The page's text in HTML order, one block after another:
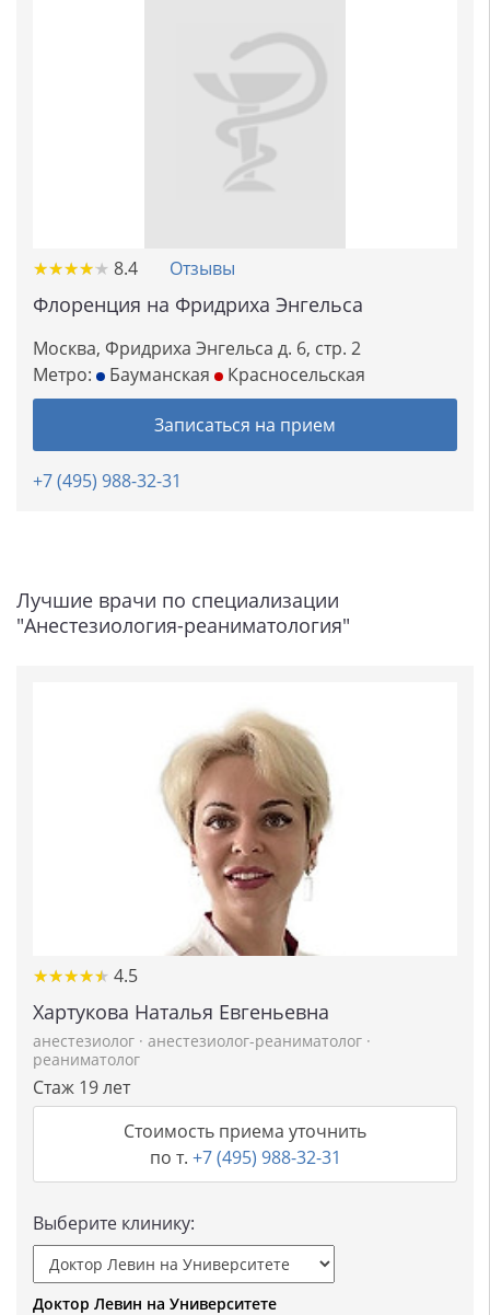
★★★★★
★★★★★ 8.4 Отзывы
Флоренция на Фридриха Энгельса
Москва, Фридриха Энгельса д. 6, стр. 2
Метро:
Бауманская Красносельская
Записаться на прием
+7 (495) 988-32-31
Лучшие врачи по специализации
"Анестезиология-реаниматология"
★★★★★
★★★★★ 4.5
Хартукова Наталья Евгеньевна
анестезиолог · анестезиолог-реаниматолог ·
реаниматолог
Стаж 19 лет
Стоимость приема уточнить
по т. +7 (495) 988-32-31
Выберите клинику:
Доктор Левин на Университете